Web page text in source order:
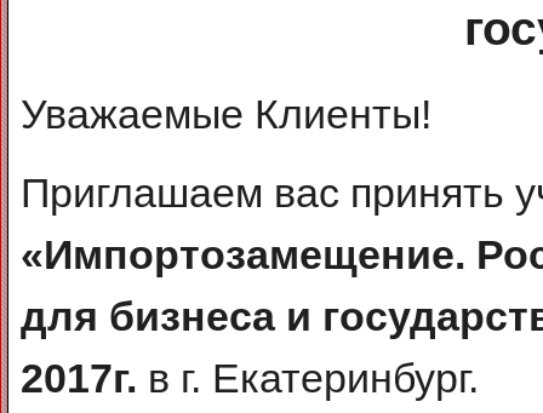
Уважаемые Клиенты!
Приглашаем вас принять
«Импортозамещение.
для бизнеса и
2017г. в г. Екатеринбург.